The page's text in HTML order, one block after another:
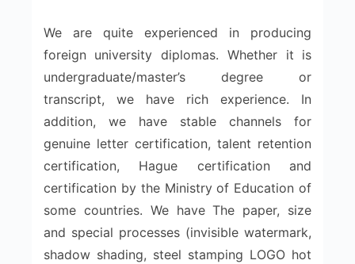
We are quite experienced in producing
foreign university diplomas. Whether it is
undergraduate/master’s degree or
transcript, we have rich experience. In
addition, we have stable channels for
genuine letter certification, talent retention
certification, Hague certification and
certification by the Ministry of Education of
some countries. We have The paper, size
and special processes (invisible watermark,
shadow shading, steel stamping LOGO hot